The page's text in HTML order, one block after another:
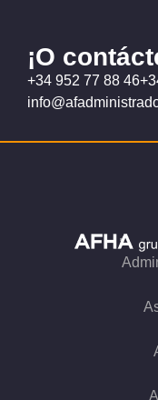
¡O
+34 952 77 88 46